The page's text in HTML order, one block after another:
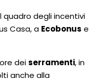
quadro degli incentivi
Casa, a Ecobonus e
deiserramenti, in
anche alla